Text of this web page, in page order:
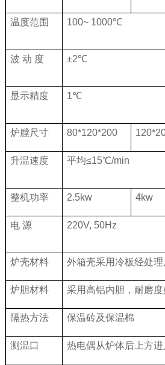
温度范围 100~ 1000℃
波 动 度 ±2℃
显示精度 1℃
炉膛尺寸 80*120*200
升温速度 平均≤15℃/min
整机功率 2.5kw 4kw
电 源 220V, 50Hz
炉壳材料 外箱壳采用冷板经处
炉胆材料 采用高铝内胆，耐磨
隔热方法 保温砖及保温棉
测温口 热电偶从炉体后上方进